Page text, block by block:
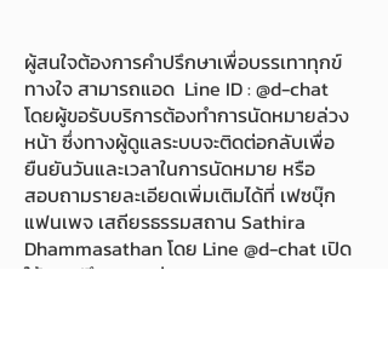
ผู้สนใจต้องการคำปรึกษาเพื่อบรรเทาทุกข์
ทางใจ สามารถแอด Line ID : @d-chat
โดยผู้ขอรับบริการต้องทำการนัดหมายล่วง
หน้า ซึ่งทางผู้ดูแลระบบจะติดต่อกลับเพื่อ
ยืนยันวันและเวลาในการนัดหมาย หรือ
สอบถามรายละเอียดเพิ่มเติมได้ที่ เฟซบุ๊ก
แฟนเพจ เสถียรธรรมสถาน Sathira
Dhammasathan โดย Line @d-chat เปิด
ให้การปรึกษาระหว่าง เวลา 19.00 -22.00 น.